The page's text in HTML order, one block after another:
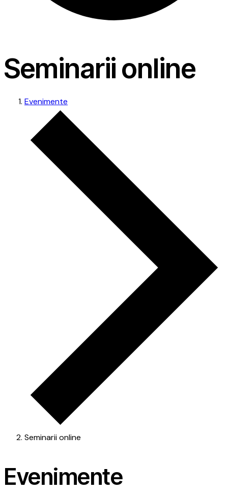
Seminarii online
Evenimente
Seminarii online
Evenimente